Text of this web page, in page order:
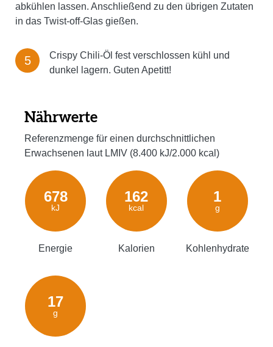
abkühlen lassen. Anschließend zu den übrigen Zutaten
in das Twist-off-Glas gießen.
Crispy Chili-Öl fest verschlossen kühl und
dunkel lagern. Guten Apetitt!
Nährwerte
Referenzmenge für einen durchschnittlichen
Erwachsenen laut LMIV (8.400 kJ/2.000 kcal)
678
kJ
Energie
162
kcal
Kalorien
1
g
Kohlenhydrate
17
g